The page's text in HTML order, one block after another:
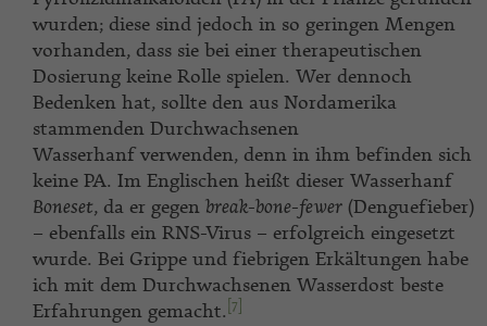
wurden; diese sind jedoch in so geringen Mengen
vorhanden, dass sie bei einer therapeutischen
Dosierung keine Rolle spielen. Wer dennoch
Bedenken hat, sollte den aus Nordamerika
stammenden Durchwachsenen
Wasserhanf verwenden, denn in ihm befinden sich
keine PA. Im Englischen heißt dieser Wasserhanf
Boneset, da er gegen break-bone-fewer (Denguefieber)
– ebenfalls ein RNS-Virus – erfolgreich eingesetzt
wurde. Bei Grippe und fiebrigen Erkältungen habe
ich mit dem Durchwachsenen Wasserdost beste
Erfahrungen gemacht. [7]